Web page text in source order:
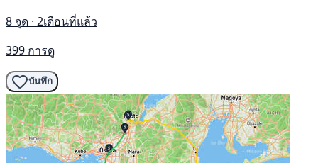
8 จุด · 2เดือนที่แล้ว
399 การดู
บันทึก